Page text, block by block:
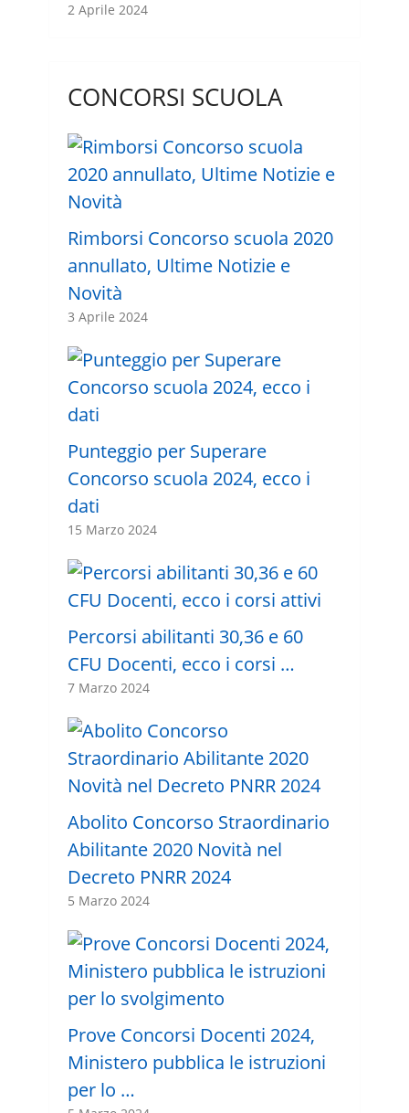
2 Aprile 2024
CONCORSI SCUOLA
Rimborsi Concorso scuola 2020
annullato, Ultime Notizie e
Novità
3 Aprile 2024
Punteggio per Superare
Concorso scuola 2024, ecco i
dati
15 Marzo 2024
Percorsi abilitanti 30,36 e 60
CFU Docenti, ecco i corsi …
7 Marzo 2024
Abolito Concorso Straordinario
Abilitante 2020 Novità nel
Decreto PNRR 2024
5 Marzo 2024
Prove Concorsi Docenti 2024,
Ministero pubblica le istruzioni
per lo …